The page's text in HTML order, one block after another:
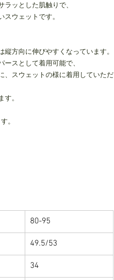
ッとした肌触りで、
ウェットです。
方向に伸びやすくなっています。
スとして着用可能で、
、スウェットの様に着用していただ
。
。
80-95
49.5/53
34